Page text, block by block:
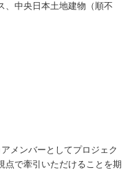
、中央日本土地建物（順不
メンバーとしてプロジェク
点で牽引いただけることを期